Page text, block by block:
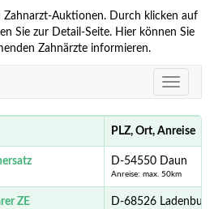
Zahnarzt-Auktionen. Durch klicken auf
Sie zur Detail-Seite. Hier können Sie
Zahnärzte informieren.
Toggle
PLZ, Ort, Anreise
D-54550 Daun
Anreise: max. 50km
ZE D-68526 Ladenburg